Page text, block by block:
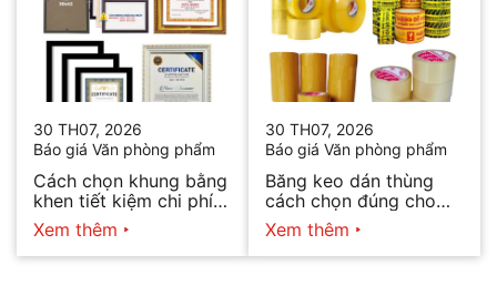
30 TH07, 2026
Báo giá Văn phòng phẩm
Cách chọn khung bằng
khen tiết kiệm chi phí
mà vẫn đẹp
Xem thêm
30 TH07, 2026
Báo giá Văn phòng phẩm
Băng keo dán thùng
cách chọn đúng cho
từng nhu cầu
Xem thêm